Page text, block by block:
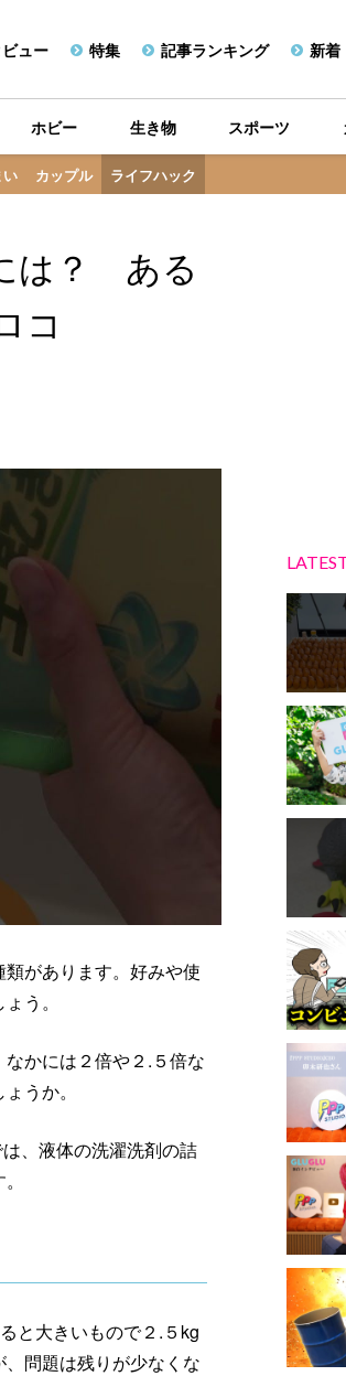
ュー 特集 記事ランキング 新着
カップル ライフハック
ホビー 生き物 スポーツ
は？ ある
コ
があります。好みや使
う。
かには２倍や２.５倍な
うか。
、液体の洗濯洗剤の詰
と大きいもので２.５kg
問題は残りが少なくな